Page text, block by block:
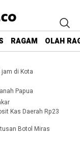
RAGAM OLAH
di Kota
Papua
Kas Daerah Rp23
Botol Miras